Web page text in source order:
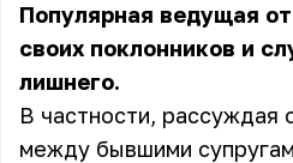
Популярная ведущая
своих поклонников и
лишнего.
В частности, рассуждая
между бывшими